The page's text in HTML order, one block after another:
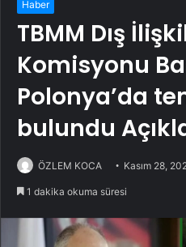
Haber
TBMM Dış
Komisyonu
Polonya’da
bulundu
ÖZLEM KOCA Kasım 28,
1 dakika okuma süresi